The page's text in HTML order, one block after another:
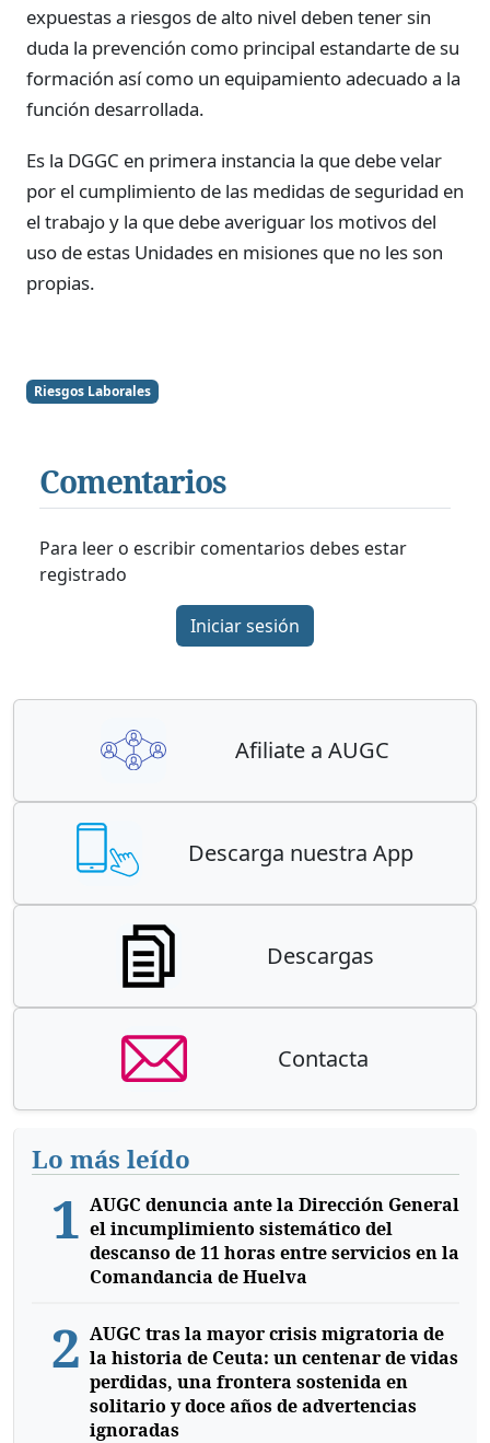
expuestas a riesgos de alto nivel deben tener sin
duda la prevención como principal estandarte de su
formación así como un equipamiento adecuado a la
función desarrollada.
Es la DGGC en primera instancia la que debe velar
por el cumplimiento de las medidas de seguridad en
el trabajo y la que debe averiguar los motivos del
uso de estas Unidades en misiones que no les son
propias.
Riesgos Laborales
Comentarios
Para leer o escribir comentarios debes estar
registrado
Iniciar sesión
Afiliate a AUGC
Descarga nuestra App
Descargas
Contacta
Lo más leído
1 AUGC denuncia ante la Dirección General
el incumplimiento sistemático del
descanso de 11 horas entre servicios en la
Comandancia de Huelva
2 AUGC tras la mayor crisis migratoria de
la historia de Ceuta: un centenar de vidas
perdidas, una frontera sostenida en
solitario y doce años de advertencias
ignoradas